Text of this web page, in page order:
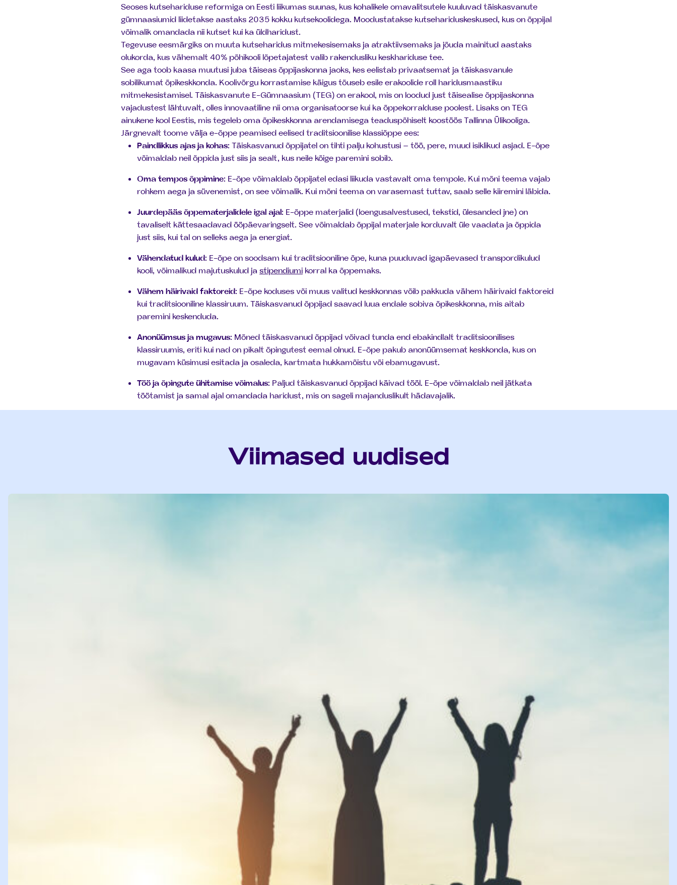
Seoses kutsehariduse reformiga on Eesti liikumas suunas, kus kohalikele omavalitsutele kuuluvad täiskasvanute
gümnaasiumid liidetakse aastaks 2035 kokku kutsekoolidega. Moodustatakse kutsehariduskeskused, kus on õppijal
võimalik omandada nii kutset kui ka üldharidust.
Tegevuse eesmärgiks on muuta kutseharidus mitmekesisemaks ja atraktiivsemaks ja jõuda mainitud aastaks
olukorda, kus vähemalt 40% põhikooli lõpetajatest valib rakendusliku keskhariduse tee.
See aga toob kaasa muutusi juba täiseas õppijaskonna jaoks, kes eelistab privaatsemat ja täiskasvanule
sobilikumat õpikeskkonda. Koolivõrgu korrastamise käigus tõuseb esile erakoolide roll haridusmaastiku
mitmekesistamisel. Täiskasvanute E-Gümnaasium (TEG) on erakool, mis on loodud just täisealise õppijaskonna
vajadustest lähtuvalt, olles innovaatiline nii oma organisatoorse kui ka õppekorralduse poolest. Lisaks on TEG
ainukene kool Eestis, mis tegeleb oma õpikeskkonna arendamisega teaduspõhiselt koostöös Tallinna Ülikooliga.
Järgnevalt toome välja e-õppe peamised eelised traditsioonilise klassiõppe ees:
Paindlikkus ajas ja kohas: Täiskasvanud õppijatel on tihti palju kohustusi – töö, pere, muud isiklikud asjad. E-õpe
võimaldab neil õppida just siis ja sealt, kus neile kõige paremini sobib.
Oma tempos õppimine: E-õpe võimaldab õppijatel edasi liikuda vastavalt oma tempole. Kui mõni teema vajab
rohkem aega ja süvenemist, on see võimalik. Kui mõni teema on varasemast tuttav, saab selle kiiremini läbida.
Juurdepääs õppematerjalidele igal ajal: E-õppe materjalid (loengusalvestused, tekstid, ülesanded jne) on
tavaliselt kättesaadavad ööpäevaringselt. See võimaldab õppijal materjale korduvalt üle vaadata ja õppida
just siis, kui tal on selleks aega ja energiat.
Vähendatud kulud: E-õpe on soodsam kui traditsiooniline õpe, kuna puuduvad igapäevased transpordikulud
kooli, võimalikud majutuskulud ja stipendiumi korral ka õppemaks.
Vähem häirivaid faktoreid: E-õpe koduses või muus valitud keskkonnas võib pakkuda vähem häirivaid faktoreid
kui traditsiooniline klassiruum. Täiskasvanud õppijad saavad luua endale sobiva õpikeskkonna, mis aitab
paremini keskenduda.
Anonüümsus ja mugavus: Mõned täiskasvanud õppijad võivad tunda end ebakindlalt traditsioonilises
klassiruumis, eriti kui nad on pikalt õpingutest eemal olnud. E-õpe pakub anonüümsemat keskkonda, kus on
mugavam küsimusi esitada ja osaleda, kartmata hukkamõistu või ebamugavust.
Töö ja õpingute ühitamise võimalus: Paljud täiskasvanud õppijad käivad tööl. E-õpe võimaldab neil jätkata
töötamist ja samal ajal omandada haridust, mis on sageli majanduslikult hädavajalik.
Viimased uudised